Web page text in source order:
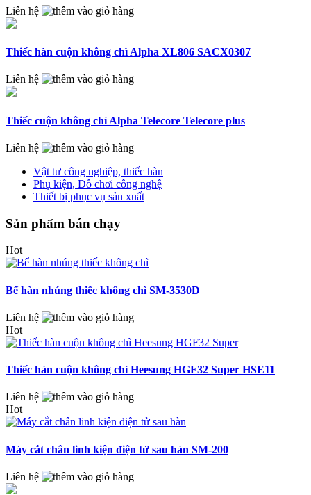
Liên hệ
Thiếc hàn cuộn không chì Alpha XL806 SACX0307
Liên hệ
Thiếc cuộn không chì Alpha Telecore Telecore plus
Liên hệ
Vật tư công nghiệp, thiếc hàn
Phụ kiện, Đồ chơi công nghệ
Thiết bị phục vụ sản xuất
Sản phẩm bán chạy
Hot
Bể hàn nhúng thiếc không chì SM-3530D
Liên hệ
Hot
Thiếc hàn cuộn không chì Heesung HGF32 Super HSE11
Liên hệ
Hot
Máy cắt chân linh kiện điện tử sau hàn SM-200
Liên hệ